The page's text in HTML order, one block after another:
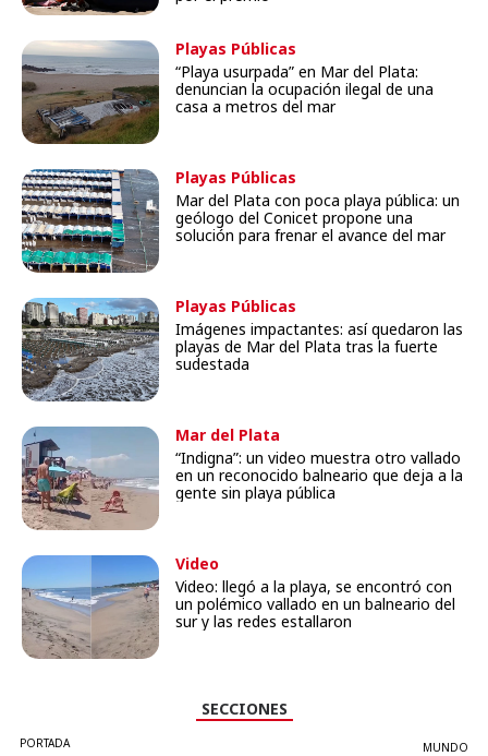
Playas Públicas
“Playa usurpada” en Mar del Plata:
denuncian la ocupación ilegal de una
casa a metros del mar
Playas Públicas
Mar del Plata con poca playa pública: un
geólogo del Conicet propone una
solución para frenar el avance del mar
Playas Públicas
Imágenes impactantes: así quedaron las
playas de Mar del Plata tras la fuerte
sudestada
Mar del Plata
“Indigna”: un video muestra otro vallado
en un reconocido balneario que deja a la
gente sin playa pública
Video
Video: llegó a la playa, se encontró con
un polémico vallado en un balneario del
sur y las redes estallaron
SECCIONES
PORTADA
MUNDO